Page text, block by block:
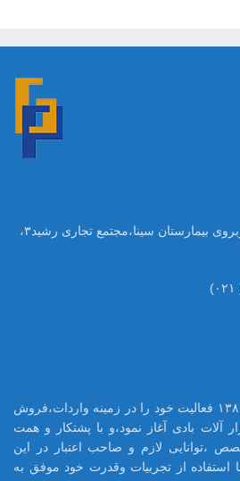
تهران ،خیابان امام خمینی،روبروی بیمارستان سینا،مجتمع تجاری رشید۳،
شرکت صبا صنعت از سال ۱۳۸۰ فعالیت خود را در زمینه واردات،فروش
بادی آغاز نمود،و با پشتکار و همت
لازم و صاحب اعتبار در این
گردید.در سال ۱۳۸۸ با استفاده از تجربیات وقدرت خود موفق به